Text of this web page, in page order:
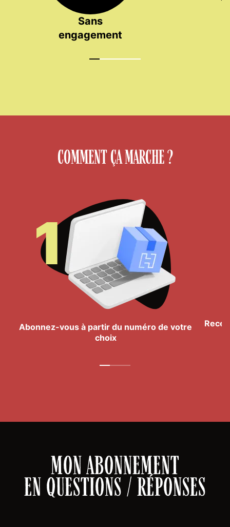
Sans
engagement
COMMENT ÇA MARCHE ?
Abonnez-vous à partir du numéro de votre
choix
MON ABONNEMENT
EN QUESTIONS / RÉPONSES